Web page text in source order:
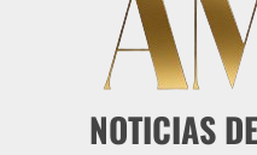
NOTICIAS